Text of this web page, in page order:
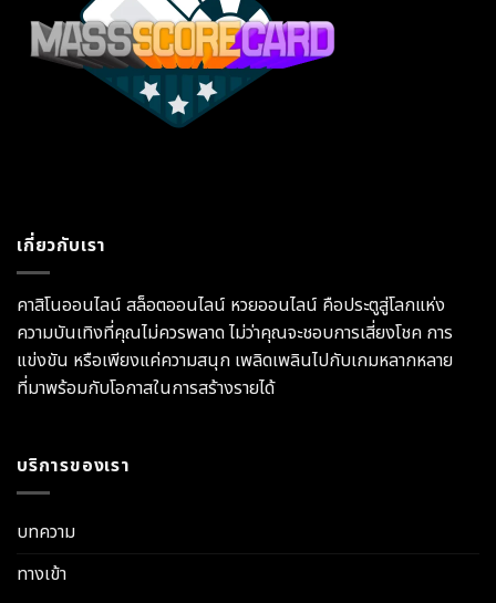
เกี่ยวกับเรา
คาสิโนออนไลน์ สล็อตออนไลน์ หวยออนไลน์ คือประตูสู่โลกแห่ง
ความบันเทิงที่คุณไม่ควรพลาด ไม่ว่าคุณจะชอบการเสี่ยงโชค การ
แข่งขัน หรือเพียงแค่ความสนุก เพลิดเพลินไปกับเกมหลากหลาย
ที่มาพร้อมกับโอกาสในการสร้างรายได้
บริการของเรา
บทความ
ทางเข้า